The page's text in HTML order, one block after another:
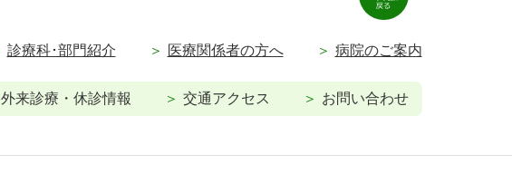
診療科･部門紹介 医療関係者の方へ 病院のご案内
外来診療・休診情報 交通アクセス お問い合わせ